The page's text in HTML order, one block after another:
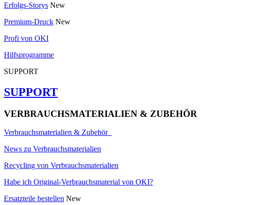
Erfolgs-Storys New
Premium-Druck New
Profi von OKI
Hilfsprogramme
SUPPORT
SUPPORT
VERBRAUCHSMATERIALIEN & ZUBEHÖR
Verbrauchsmaterialien & Zubehör
News zu Verbrauchsmaterialien
Recycling von Verbrauchsmaterialien
Habe ich Original-Verbrauchsmaterial von OKI?
Ersatzteile bestellen New